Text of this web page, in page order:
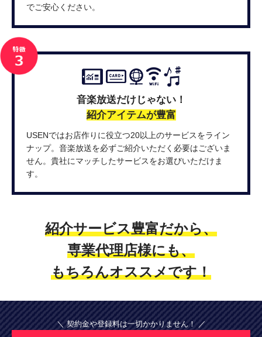
でご安心ください。
音楽放送だけじゃない！
紹介アイテムが豊富
USENではお店作りに役立つ20以上のサービスをライン
ナップ。音楽放送を必ずご紹介いただく必要はございま
せん。貴社にマッチしたサービスをお選びいただけま
す。
紹介サービス豊富だから、
専業代理店様にも、
もちろんオススメです！
＼ 契約金や登録料は一切かかりません！ ／